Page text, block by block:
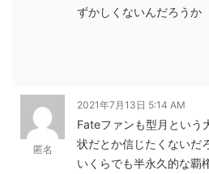
ずかしくないんだろうか
匿名
2021年7月13日 5:14 AM
Fateファンも型月という
状だとか信じたくないだ
いくらでも半永久的な覇